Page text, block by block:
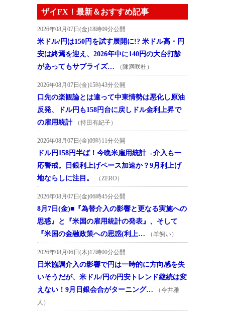
ザイFX！最新＆おすすめ記事
2026年08月07日(金)18時09分公開
米ドル/円は150円を試す展開に!? 米ドル高・円
安は終焉を迎え、2026年中に140円の大台打診
があってもサプライズ…
（陳満咲杜）
2026年08月07日(金)15時43分公開
口先の楽観論とは違って中東情勢は悪化し原油
反発、ドル円も158円台に戻しドル金利上昇で
の雇用統計
（持田有紀子）
2026年08月07日(金)09時11分公開
ドル円158円半ば！今晩米雇用統計→介入も一
応警戒。日銀利上げペース加速か？9月利上げ
地ならしに注目。
（ZERO）
2026年08月07日(金)06時45分公開
8月7日(金)■『為替介入の影響と更なる実施への
思惑』と『米国の雇用統計の発表』、そして
『米国の金融政策への思惑(利上…
（羊飼い）
2026年08月06日(木)17時00分公開
日米協調介入の影響で円は一時的に方向感を失
いそうだが、米ドル/円の円安トレンド継続は変
えない！9月日銀会合がターニング…
（今井雅
人）